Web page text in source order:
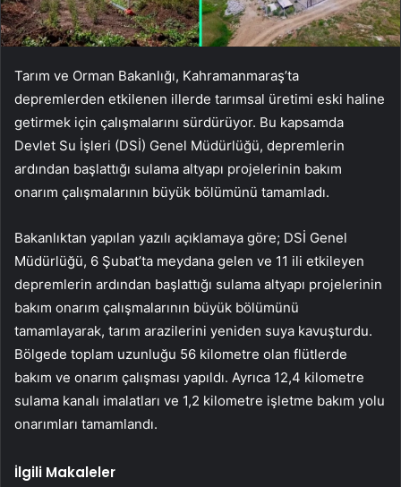
Tarım ve Orman Bakanlığı, Kahramanmaraş’ta
depremlerden etkilenen illerde tarımsal üretimi eski haline
getirmek için çalışmalarını sürdürüyor. Bu kapsamda
Devlet Su İşleri (DSİ) Genel Müdürlüğü, depremlerin
ardından başlattığı sulama altyapı projelerinin bakım
onarım çalışmalarının büyük bölümünü tamamladı.
Bakanlıktan yapılan yazılı açıklamaya göre; DSİ Genel
Müdürlüğü, 6 Şubat’ta meydana gelen ve 11 ili etkileyen
depremlerin ardından başlattığı sulama altyapı projelerinin
bakım onarım çalışmalarının büyük bölümünü
tamamlayarak, tarım arazilerini yeniden suya kavuşturdu.
Bölgede toplam uzunluğu 56 kilometre olan flütlerde
bakım ve onarım çalışması yapıldı. Ayrıca 12,4 kilometre
sulama kanalı imalatları ve 1,2 kilometre işletme bakım yolu
onarımları tamamlandı.
İlgili Makaleler